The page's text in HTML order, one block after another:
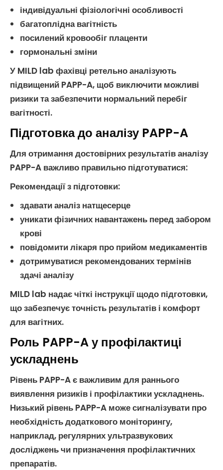
індивідуальні фізіологічні особливості
багатоплідна вагітність
посилений кровообіг плаценти
гормональні зміни
У MILD lab фахівці ретельно аналізують
підвищений PAPP-A, щоб виключити можливі
ризики та забезпечити нормальний перебіг
вагітності.
Підготовка до аналізу PAPP-A
Для отримання достовірних результатіваналізу
PAPP-A важливо правильно підготуватися:
Рекомендації з підготовки:
здавати аналіз натщесерце
уникати фізичних навантажень перед забором
крові
повідомити лікаря про прийом медикаментів
дотримуватися рекомендованих термінів
здачі аналізу
MILD lab надає чіткі інструкції щодо підготовки,
що забезпечує точність результатів і комфорт
для вагітних.
Роль PAPP-A у профілактиці
ускладнень
Рівень PAPP-Aє важливим для раннього
виявлення ризиків і профілактики ускладнень.
Низький рівень PAPP-A може сигналізувати про
необхідність додаткового моніторингу,
наприклад, регулярнихультразвукових
дослідженьчи призначення профілактичних
препаратів.